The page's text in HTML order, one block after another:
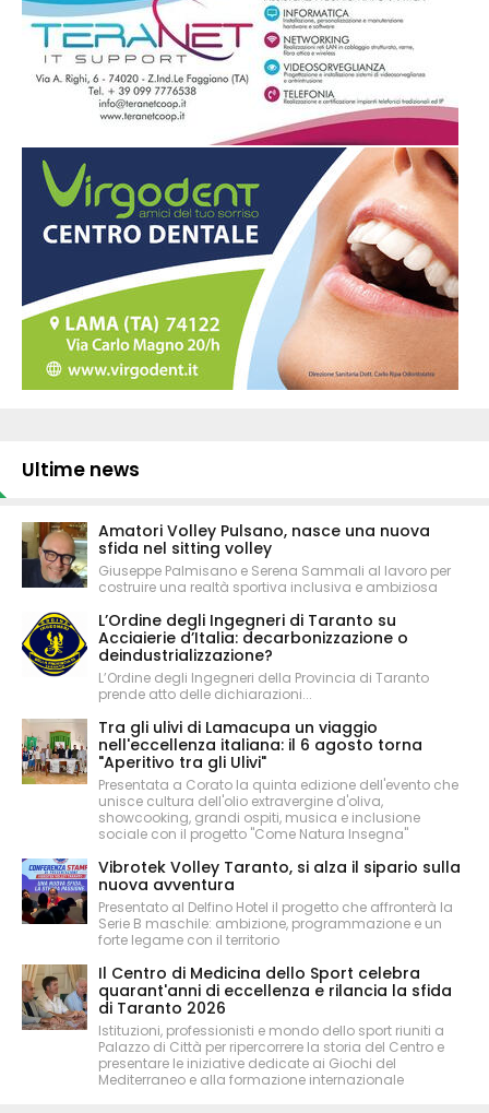
Ultime news
Amatori Volley Pulsano, nasce una nuova
sfida nel sitting volley
Giuseppe Palmisano e Serena Sammali al lavoro per
costruire una realtà sportiva inclusiva e ambiziosa
L’Ordine degli Ingegneri di Taranto su
Acciaierie d’Italia: decarbonizzazione o
deindustrializzazione?
L’Ordine degli Ingegneri della Provincia di Taranto
prende atto delle dichiarazioni...
Tra gli ulivi di Lamacupa un viaggio
nell'eccellenza italiana: il 6 agosto torna
"Aperitivo tra gli Ulivi"
Presentata a Corato la quinta edizione dell'evento che
unisce cultura dell'olio extravergine d'oliva,
showcooking, grandi ospiti, musica e inclusione
sociale con il progetto "Come Natura Insegna"
Vibrotek Volley Taranto, si alza il sipario sulla
nuova avventura
Presentato al Delfino Hotel il progetto che affronterà la
Serie B maschile: ambizione, programmazione e un
forte legame con il territorio
Il Centro di Medicina dello Sport celebra
quarant'anni di eccellenza e rilancia la sfida
di Taranto 2026
Istituzioni, professionisti e mondo dello sport riuniti a
Palazzo di Città per ripercorrere la storia del Centro e
presentare le iniziative dedicate ai Giochi del
Mediterraneo e alla formazione internazionale